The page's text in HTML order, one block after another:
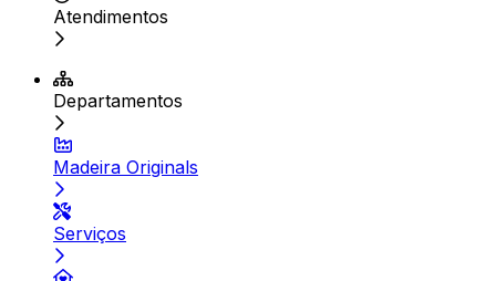
Atendimentos
Departamentos
Madeira Originals
Serviços